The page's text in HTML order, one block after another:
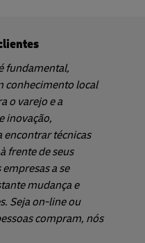
fundamental,
conhecimento local
o varejo e a
inovação,
encontrar técnicas
frente de seus
a se
mudança e
Seja on-line ou
compram, nós